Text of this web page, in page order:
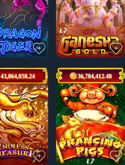
43,864,058.24 36,784,412.48